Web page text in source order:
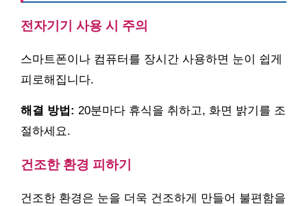
전자기기 사용 시 주의
스마트폰이나 컴퓨터를 장시간 사용하면 눈이 쉽게
피로해집니다.
해결 방법: 20분마다 휴식을 취하고, 화면 밝기를 조
절하세요.
건조한 환경 피하기
건조한 환경은 눈을 더욱 건조하게 만들어 불편함을